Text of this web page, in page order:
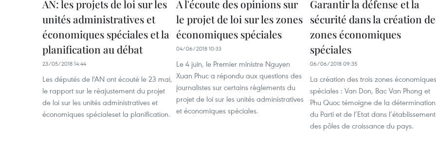
AN: les projets de loi sur les
unités administratives et
économiques spéciales et la
planification au débat
23/05/2018 14:44
Les députés de l'AN ont écouté le 23 mai,
le rapport sur le réajustement du projet
de loi sur les unités administratives et
économiques spécialeset la planification.
A l'écoute des opinions sur
le projet de loi sur les zones
économiques spéciales
04/06/2018 10:33
Le 4 juin, le Premier ministre Nguyen
Xuan Phuc a répondu aux questions des
journalistes sur certains règlements du
projet de loi sur les unités administratives
et économiques spéciales.
Garantir la défense et la
sécurité dans la création
zones économiques
spéciales
06/06/2018 09:35
La création des trois zones économiques
spéciales : Van Don, Bac Van Phong et
Phu Quoc témoigne de la détermination
du Parti et de l’Etat dans l’établissement
des pôles de croissance du pays.